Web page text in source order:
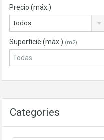
Precio (máx.)
Todos
Superficie (máx.) (m2)
Categories